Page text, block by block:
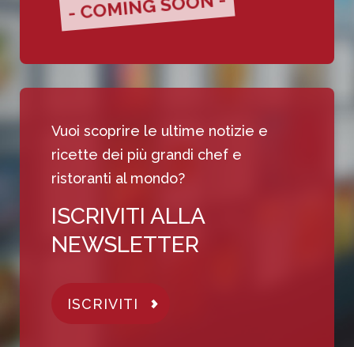
Vuoi scoprire le ultime notizie e
ricette dei più grandi chef e
ristoranti al mondo?
ISCRIVITI ALLA
NEWSLETTER
ISCRIVITI